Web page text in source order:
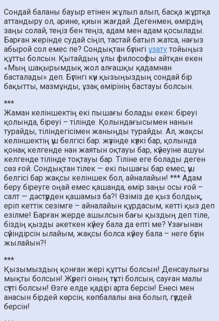
Сондай баланы бауыр етінен жұлып алып, басқа жұртқа
аттандыру ол, әрине, қиын жағдай. Дегенмен, өмірдің
заңы солай, теңіз бен теңіз, адам мен адам қосылады.
Барған жерінде судай сіңіп, тастай батып жатса, нағыз
абырой сол емес пе? Сондықтан бүгінгі ұзату тойыңыз
құтты болсын. Қытайдың ұлы философы айтқан екен
«Мың шақырымдық жол алғашқы қадамнан
басталады» деп. Бүгінгі күн қызыңыздың сондай бір
бақытты, мазмұнды, ұзақ өмірінің бастауы болсын.
***
Жаман келіншектің екі пышағы болады екен: біреуі
қолында, біреуі – тілінде. Қолындағысымен нанын
турайды, тіліндегісімен жаныңды турайды. Ал, жақсы
келіншектің үш белгісі бар: жүзінде күлкі бар, қолында
қонақ келгенде нан жаятын оқтауы бар, күйеуіне ашуы
келгенде тілінде тоқтауы бар. Тіліне еге болады деген
сөз ғой. Сондықтан тілек — екі пышағы бар емес, үш
белгісі бар жақсы келіншек бол, айналайын! *** Адам
беру біреуге оңай емес қашанда, өмір заңы осы ғой –
салт — дәстүрден қашамыз ба?! Өзіміз де қыз болдық,
еріп кеттік сезімге – айналайын құрдасым, кетті қыз деп
езілме! Барған жерде ашылсын бағы қыздың деп тіле,
біздің қызды әкеткен күйеу бала да епті ме? Ұзағынан
сүйіндірсін ылайым, жақсы болса күйеу бала – неге бүгін
жылайын?!
***
Қызымыздың қонған жері құтты болсын! Денсаулығы
мықты болсын! Жүрегі оның түкті болсын, сауған малы
сүтті болсын! Өзге елде қадірі арта берсін! Енесі мен
анасын бірдей көрсін, көпбалалы ана болып, гүлдей
берсін!